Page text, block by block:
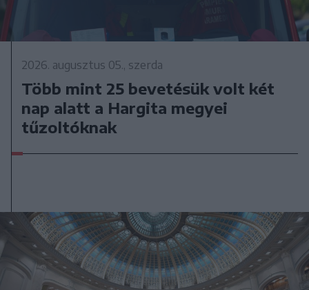
2026. augusztus 05., szerda
Több mint 25 bevetésük volt két
nap alatt a Hargita megyei
tűzoltóknak